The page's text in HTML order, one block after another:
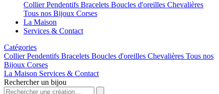
CollierPendentifs Bracelets Boucles d'oreilles Chevalières
Tous nos Bijoux Corses
La Maison
Services & Contact
Catégories
CollierPendentifs Bracelets Boucles d'oreilles Chevalières Tous nos
Bijoux Corses
La Maison Services & Contact
Rechercher un bijou